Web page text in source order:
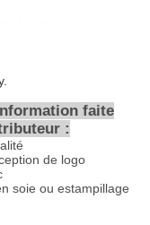
faite
:
de logo
soie ou estampillage